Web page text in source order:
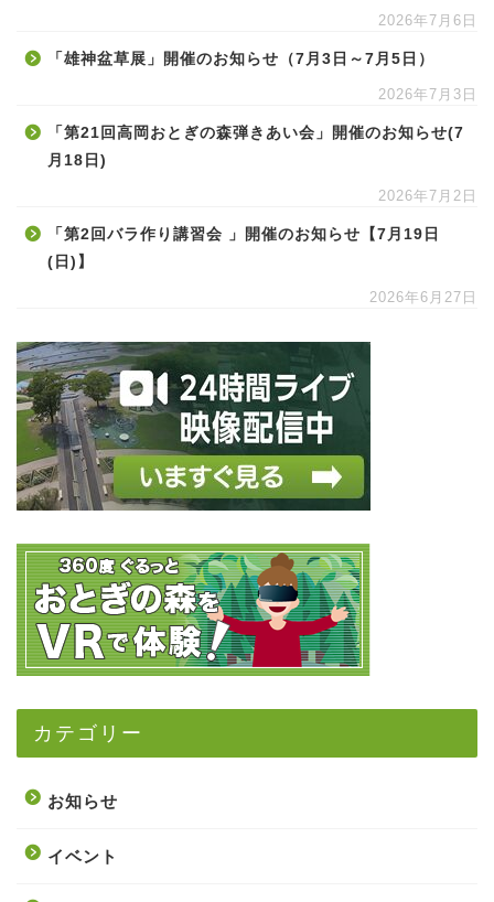
2026年7月6日
「雄神盆草展」開催のお知らせ（7月3日～7月5日）
2026年7月3日
「第21回高岡おとぎの森弾きあい会」開催のお知らせ(7
月18日)
2026年7月2日
「第2回バラ作り講習会 」開催のお知らせ【7月19日
(日)】
2026年6月27日
カテゴリー
お知らせ
イベント